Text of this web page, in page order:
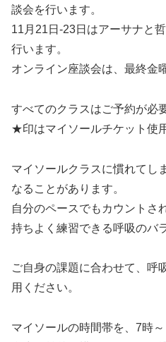
談会を行います。
11月21日-23日はアーサナと
行います。
オンライン座談会は、最終金
すべてのクラスはご予約が必
★印はマイソールチケット使
マイソールクラスに慣れてし
なることがあります。
自分のペースでもカウントさ
持ちよく練習できる呼吸のバ
ご自身の課題に合わせて、呼
用ください。
マイソールの時間帯を、7時